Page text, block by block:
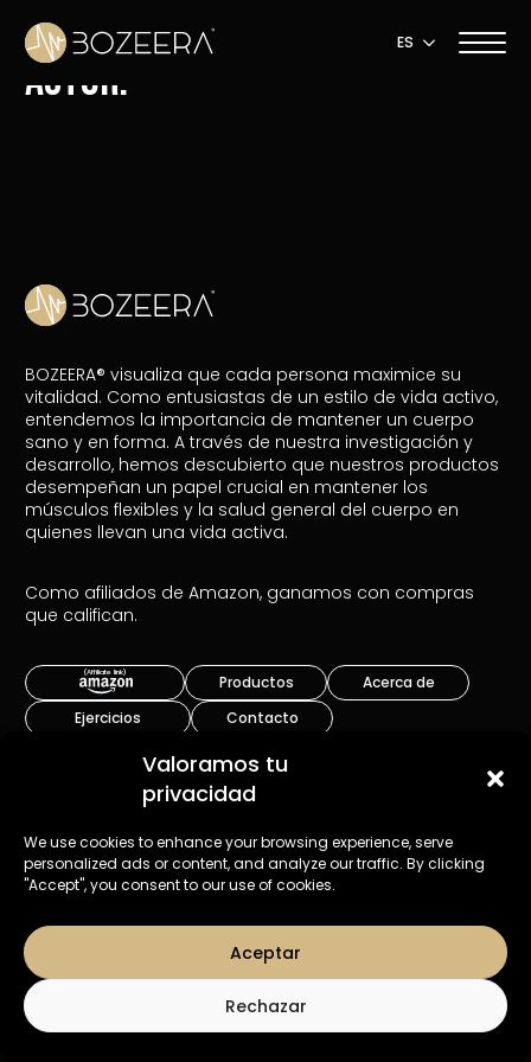
Valoramos tu
privacidad
We use cookies to enhance your browsing experience, serve
personalized ads or content, and analyze our traffic. By clicking
"Accept", you consent to our use of cookies.
Aceptar
Rechazar
ES
Autor:
BOZEERA® visualiza que cada persona maximice su
vitalidad. Como entusiastas de un estilo de vida activo,
entendemos la importancia de mantener un cuerpo
sano y en forma. A través de nuestra investigación y
desarrollo, hemos descubierto que nuestros productos
desempeñan un papel crucial en mantener los
músculos flexibles y la salud general del cuerpo en
quienes llevan una vida activa.
Como afiliados de Amazon, ganamos con compras
que califican.
Productos
Acerca de
Ejercicios
Contacto
Copyright 2026 | BOZEERA®
Política de privacidad